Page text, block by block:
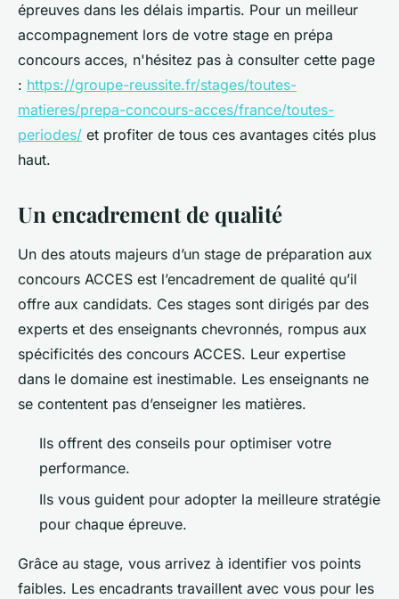
épreuves dans les délais impartis. Pour un meilleur
accompagnement lors de votre stage en prépa
concours acces, n'hésitez pas à consulter cette page
: https://groupe-reussite.fr/stages/toutes-
matieres/prepa-concours-acces/france/toutes-
periodes/ et profiter de tous ces avantages cités plus
haut.
Un encadrement de qualité
Un des atouts majeurs d’un stage de préparation aux
concours ACCES est l’encadrement de qualité qu’il
offre aux candidats. Ces stages sont dirigés par des
experts et des enseignants chevronnés, rompus aux
spécificités des concours ACCES. Leur expertise
dans le domaine est inestimable. Les enseignants ne
se contentent pas d’enseigner les matières.
Ils offrent des conseils pour optimiser votre
performance.
Ils vous guident pour adopter la meilleure stratégie
pour chaque épreuve.
Grâce au stage, vous arrivez à identifier vos points
faibles. Les encadrants travaillent avec vous pour les